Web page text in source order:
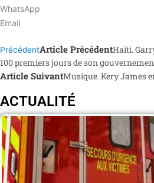
WhatsApp
Email
PrécédentArticle PrécédentHaïti.
100 premiers jours de son
Article SuivantMusique. Kery James
ACTUALITÉ